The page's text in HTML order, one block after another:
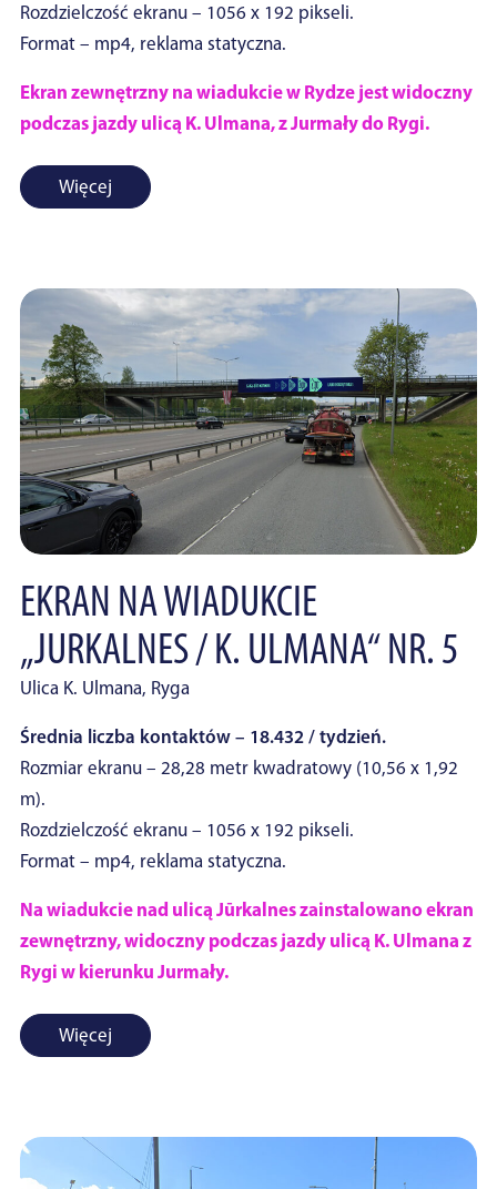
Rozdzielczość ekranu – 1056 x 192 pikseli.
Format – mp4, reklama statyczna.
Ekran zewnętrzny na wiadukcie w Rydze jest widoczny
podczas jazdy ulicą K. Ulmana, z Jurmały do ​​Rygi.
Więcej
EKRAN NA WIADUKCIE
„JURKALNES / K. ULMANA“ NR. 5
Ulica K. Ulmana, Ryga
Średnia liczba kontaktów – 18.432 / tydzień.
Rozmiar ekranu – 28,28 metr kwadratowy (10,56 x 1,92
m).
Rozdzielczość ekranu – 1056 x 192 pikseli.
Format – mp4, reklama statyczna.
Na wiadukcie nad ulicą Jūrkalnes zainstalowano ekran
zewnętrzny, widoczny podczas jazdy ulicą K. Ulmana z
Rygi w kierunku Jurmały.
Więcej